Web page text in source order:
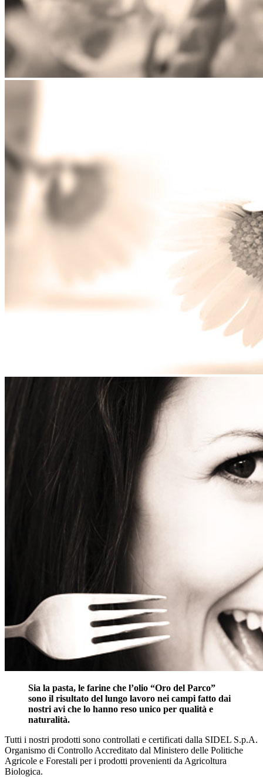
Sia la pasta, le farine che l’olio “Oro del Parco”
sono il risultato del lungo lavoro nei campi fatto dai
nostri avi che lo hanno reso unico per qualità e
naturalità.
Tutti i nostri prodotti sono controllati e certificati dalla SIDEL S.p.A.
Organismo di Controllo Accreditato dal Ministero delle Politiche
Agricole e Forestali per i prodotti provenienti da Agricoltura
Biologica.